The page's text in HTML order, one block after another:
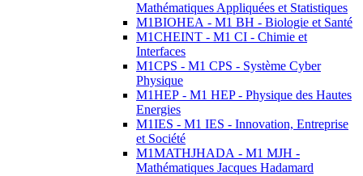
Mathématiques Appliquées et Statistiques
M1BIOHEA - M1 BH - Biologie et Santé
M1CHEINT - M1 CI - Chimie et
Interfaces
M1CPS - M1 CPS - Système Cyber
Physique
M1HEP - M1 HEP - Physique des Hautes
Energies
M1IES - M1 IES - Innovation, Entreprise
et Société
M1MATHJHADA - M1 MJH -
Mathématiques Jacques Hadamard